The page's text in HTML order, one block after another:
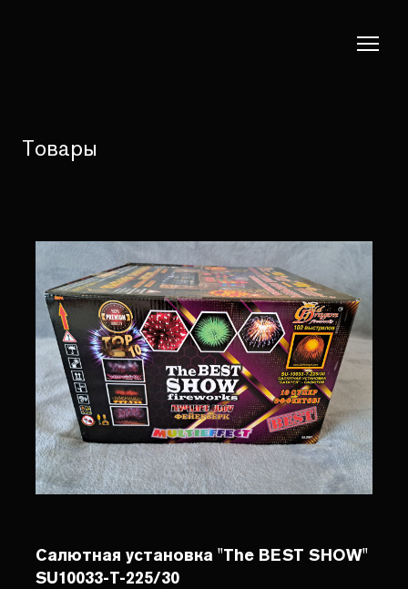
Товары
Салютная установка "The BEST SHOW"
SU10033-T-225/30